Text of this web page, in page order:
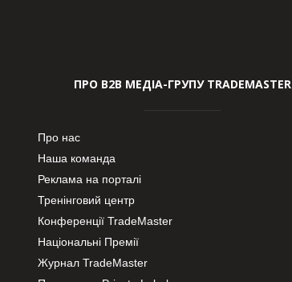
ПРО В2В МЕДІА-ГРУПУ TRADEMASTER
Про нас
Наша команда
Реклама на порталі
Тренінговий центр
Конференції TradeMaster
Національні Премії
Журнал TradeMaster